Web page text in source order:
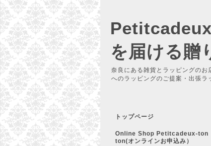
を届ける贈
奈良にある雑貨とラッピングの
へのラッピングのご提案・出張ラ
トップページ
Online Shop Petitcadeux-ton
ton(オンラインお申込み）